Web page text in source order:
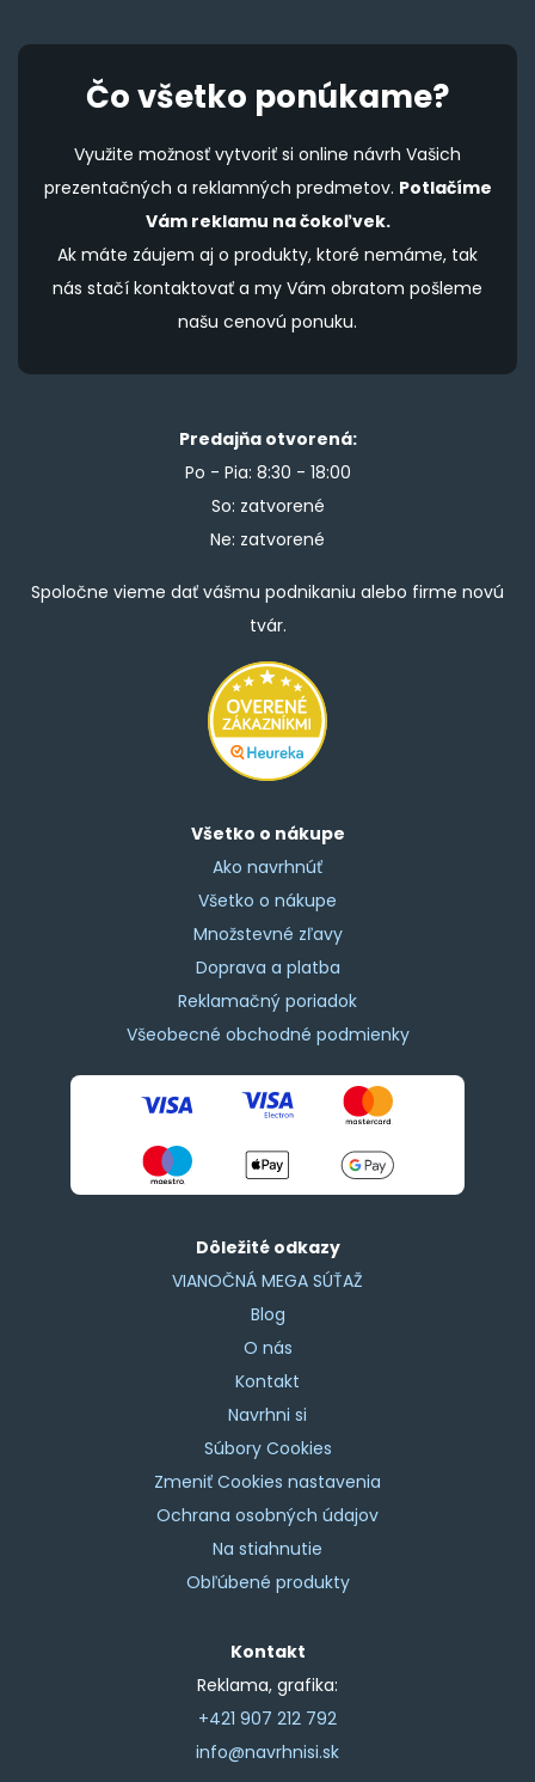
Čo všetko ponúkame?
Využite možnosť vytvoriť si online návrh Vašich
prezentačných a reklamných predmetov. Potlačíme
Vám reklamu na čokoľvek.
Ak máte záujem aj o produkty, ktoré nemáme, tak
nás stačí kontaktovať a my Vám obratom pošleme
našu cenovú ponuku.
Predajňa otvorená:
Po - Pia: 8:30 - 18:00
So: zatvorené
Ne: zatvorené
Spoločne vieme dať vášmu podnikaniu alebo firme novú
tvár.
Všetko o nákupe
Ako navrhnúť
Všetko o nákupe
Množstevné zľavy
Doprava a platba
Reklamačný poriadok
Všeobecné obchodné podmienky
Dôležité odkazy
VIANOČNÁ MEGA SÚŤAŽ
Blog
O nás
Kontakt
Navrhni si
Súbory Cookies
Zmeniť Cookies nastavenia
Ochrana osobných údajov
Na stiahnutie
Obľúbené produkty
Kontakt
Reklama, grafika:
+421 907 212 792
info@navrhnisi.sk